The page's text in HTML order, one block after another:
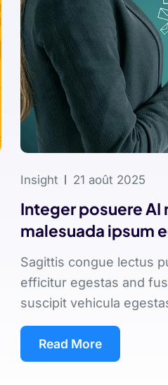
Insight 21 août 2025
Integer posuere AI
malesuada ipsum
Sagittis congue lectus
efficitur egestas and
suscipit vehicula
Read More